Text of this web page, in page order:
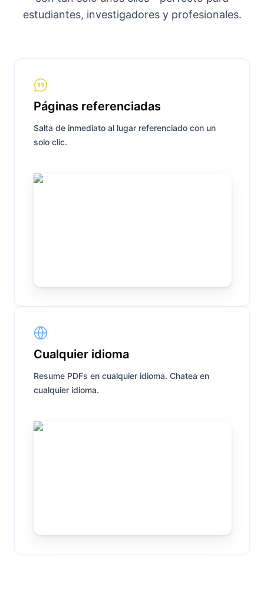
estudiantes, investigadores y profesionales.
Páginas referenciadas
Salta de inmediato al lugar referenciado con un
solo clic.
Cualquier idioma
Resume PDFs en cualquier idioma. Chatea en
cualquier idioma.